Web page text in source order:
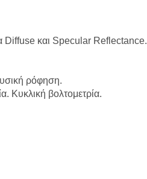
Diffuse και Specular Reflectance.
ρόφηση.
Κυκλική βολτομετρία.